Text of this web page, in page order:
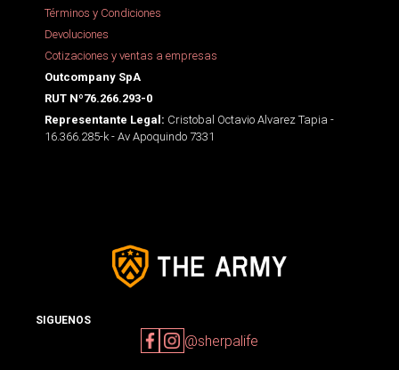
Términos y Condiciones
Devoluciones
Cotizaciones y ventas a empresas
Outcompany SpA
RUT Nº76.266.293-0
Representante Legal: Cristobal Octavio Alvarez Tapia -
16.366.285-k - Av Apoquindo 7331
SIGUENOS
@sherpalife